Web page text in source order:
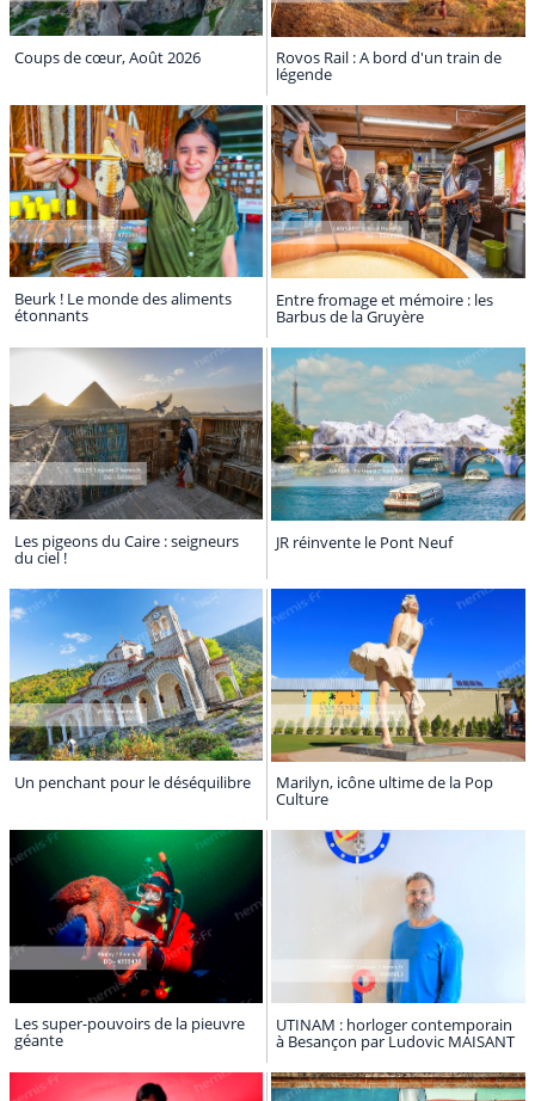
Coups de cœur, Août 2026 Rovos Rail : A bord d'un train de
légende
Beurk ! Le monde des aliments
étonnants
Entre fromage et mémoire : les
Barbus de la Gruyère
Les pigeons du Caire : seigneurs
du ciel !
JR réinvente le Pont Neuf
Un penchant pour le déséquilibre Marilyn, icône ultime de la Pop
Culture
Les super-pouvoirs de la pieuvre
géante
UTINAM : horloger contemporain
à Besançon par Ludovic MAISANT